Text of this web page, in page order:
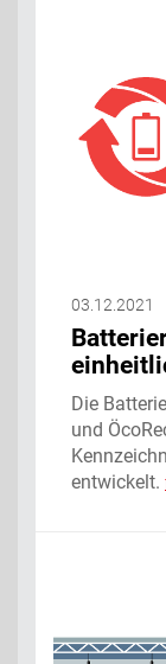
03.12.2021
Die
und
entwickelt.